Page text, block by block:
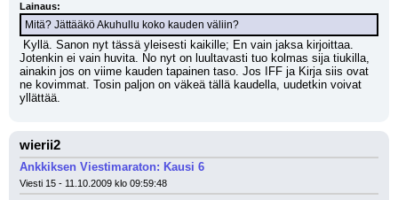
Lainaus:
Mitä? Jättääkö Akuhullu koko kauden väliin?
Jotenkin ei vain huvita. No nyt on luultavasti tuo kolmas sija tiukilla,
ainakin jos on viime kauden tapainen taso. Jos IFF ja Kirja siis ovat
ne kovimmat. Tosin paljon on väkeä tällä kaudella, uudetkin voivat
yllättää.
wierii2
Ankkiksen Viestimaraton: Kausi 6
Viesti 15 - 11.10.2009 klo 09:59:48